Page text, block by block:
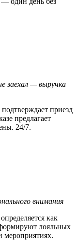
заехал — выручка
приезд
предлагает
24/7.
внимания
как
лояльных
мероприятиях.